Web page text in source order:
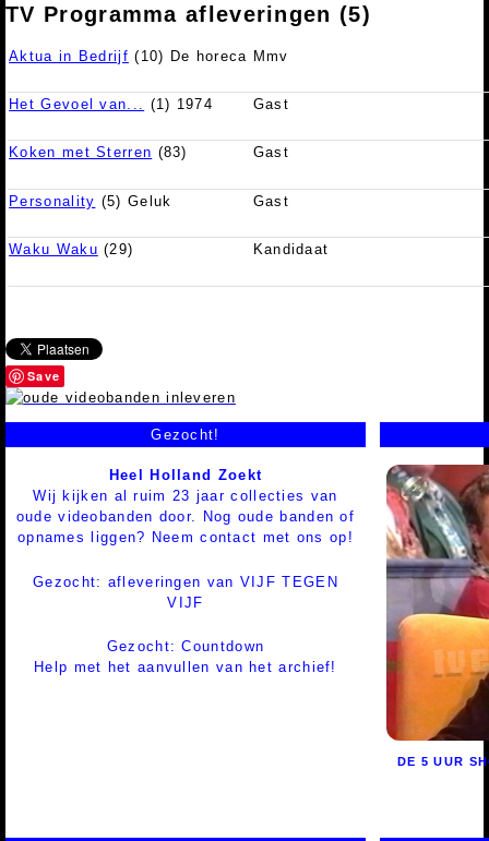
TV Programma afleveringen (5)
Aktua in Bedrijf (10) De horeca Mmv
Het Gevoel van... (1) 1974 Gast
Koken met Sterren (83) Gast
Personality (5) Geluk Gast
Waku Waku (29) Kandidaat
Save
Gezocht!
Heel Holland Zoekt
Wij kijken al ruim 23 jaar collecties van
oude videobanden door. Nog oude banden of
opnames liggen? Neem contact met ons op!
Gezocht: afleveringen van VIJF TEGEN
VIJF
Gezocht: Countdown
Help met het aanvullen van het archief!
DE 5 UUR